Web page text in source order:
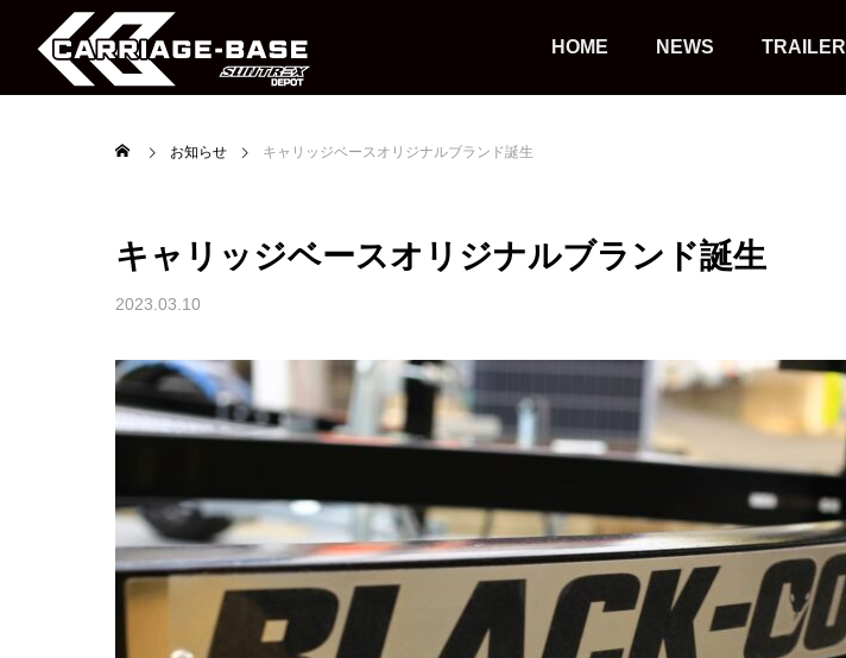
HOME NEWS TRAILER
Bike Trailer
PWC Trailer
お知らせ キャリッジベースオリジナルブランド誕生
キャリッジベースオリジナルブランド誕生
2023.03.10